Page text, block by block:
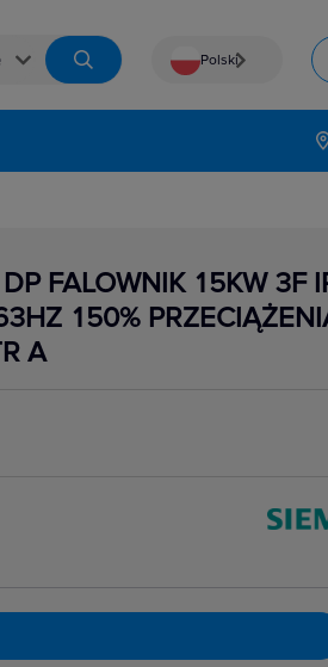
 Polski
Język
FALOWNIK 15KW 3F
150%
A